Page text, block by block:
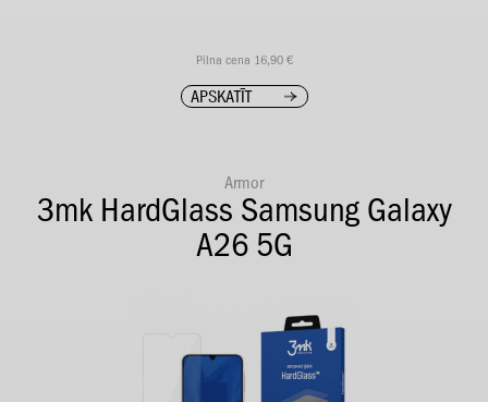
Pilna cena 16,90 €
APSKATĪT
Armor
3mk HardGlass Samsung Galaxy
A26 5G